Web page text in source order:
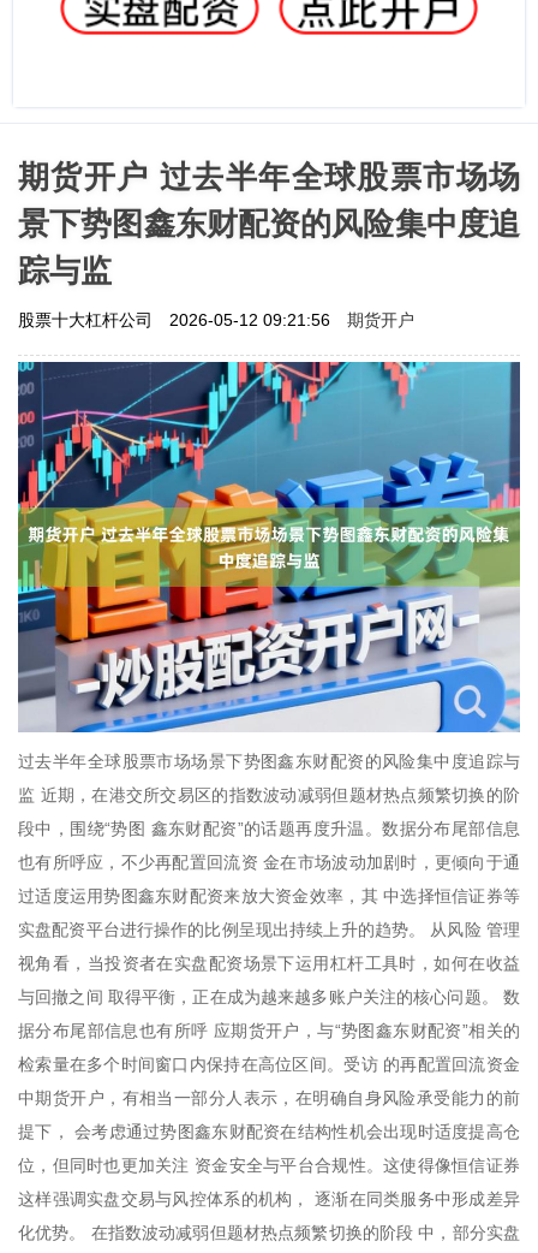
期货开户 过去半年全球股票市场场
景下势图鑫东财配资的风险集中度追
踪与监
股票十大杠杆公司 2026-05-12 09:21:56 期货开户
过去半年全球股票市场场景下势图鑫东财配资的风险集中度追踪与
监 近期，在港交所交易区的指数波动减弱但题材热点频繁切换的阶
段中，围绕“势图 鑫东财配资”的话题再度升温。数据分布尾部信息
也有所呼应，不少再配置回流资 金在市场波动加剧时，更倾向于通
过适度运用势图鑫东财配资来放大资金效率，其 中选择恒信证券等
实盘配资平台进行操作的比例呈现出持续上升的趋势。 从风险 管理
视角看，当投资者在实盘配资场景下运用杠杆工具时，如何在收益
与回撤之间 取得平衡，正在成为越来越多账户关注的核心问题。 数
据分布尾部信息也有所呼 应期货开户，与“势图鑫东财配资”相关的
检索量在多个时间窗口内保持在高位区间。受访 的再配置回流资金
中期货开户，有相当一部分人表示，在明确自身风险承受能力的前
提下， 会考虑通过势图鑫东财配资在结构性机会出现时适度提高仓
位，但同时也更加关注 资金安全与平台合规性。这使得像恒信证券
这样强调实盘交易与风控体系的机构， 逐渐在同类服务中形成差异
化优势。 在指数波动减弱但题材热点频繁切换的阶段 中，部分实盘